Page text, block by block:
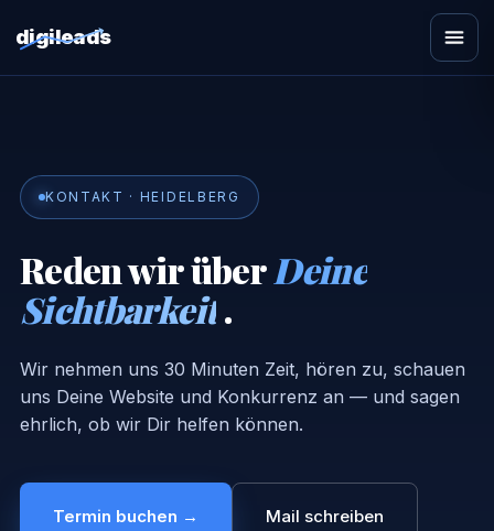
digileads
KONTAKT · HEIDELBERG
Reden wir überDeine
Sichtbarkeit.
Wir nehmen uns 30 Minuten Zeit, hören zu, schauen
uns Deine Website und Konkurrenz an — und sagen
ehrlich, ob wir Dir helfen können.
Termin buchen → Mail schreiben